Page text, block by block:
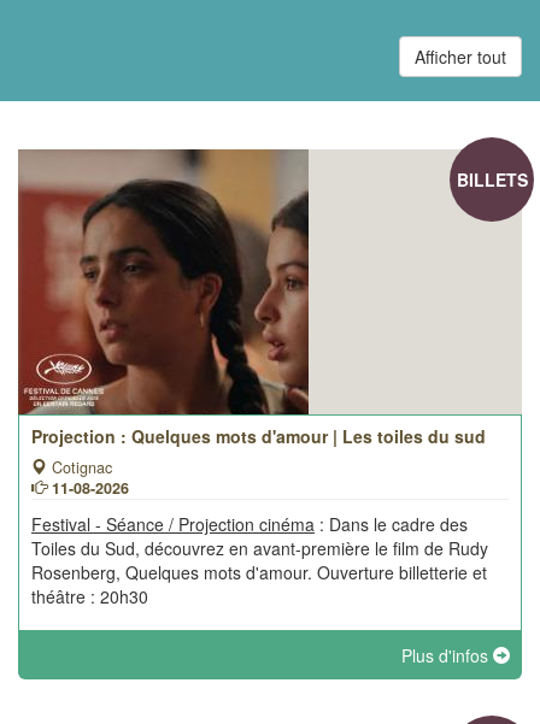
Afficher tout
BILLETS
Projection : Quelques mots d'amour | Les toiles du sud
Cotignac
11-08-2026
Festival - Séance / Projection cinéma : Dans le cadre des
Toiles du Sud, découvrez en avant-première le film de Rudy
Rosenberg, Quelques mots d'amour. Ouverture billetterie et
théâtre : 20h30
Plus d'infos